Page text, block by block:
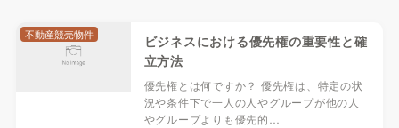
ビジネスにおける優先権の重要性と確
立方法
優先権とは何ですか？ 優先権は、特定の状
況や条件下で一人の人やグループが他の人
やグループよりも優先的…
不動産競売物件